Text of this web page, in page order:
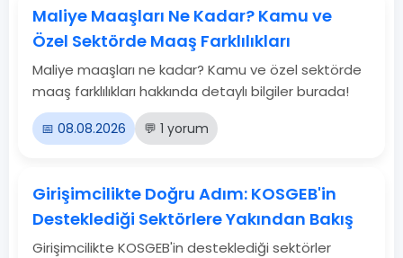
Maliye Maaşları Ne Kadar? Kamu ve
Özel Sektörde Maaş Farklılıkları
Maliye maaşları ne kadar? Kamu ve özel sektörde
maaş farklılıkları hakkında detaylı bilgiler burada!
📅 08.08.2026 💬 1 yorum
Girişimcilikte Doğru Adım: KOSGEB'in
Desteklediği Sektörlere Yakından Bakış
Girişimcilikte KOSGEB'in desteklediği sektörler